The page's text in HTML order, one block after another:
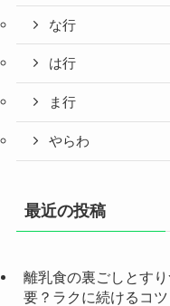
な行
は行
ま行
やらわ
最近の投稿
離乳食の裏ごしとす
要？ラクに続けるコ